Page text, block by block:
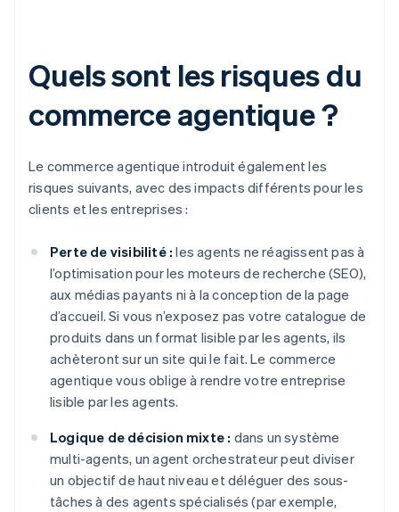
Quels sont les risques du
commerce agentique ?
Le commerce agentique introduit également les
risques suivants, avec des impacts différents pour les
clients et les entreprises :
Perte de visibilité : les agents ne réagissent pas à
l’optimisation pour les moteurs de recherche (SEO),
aux médias payants ni à la conception de la page
d’accueil. Si vous n’exposez pas votre catalogue de
produits dans un format lisible par les agents, ils
achèteront sur un site qui le fait. Le commerce
agentique vous oblige à rendre votre entreprise
lisible par les agents.
Logique de décision mixte : dans un système
multi-agents, un agent orchestrateur peut diviser
un objectif de haut niveau et déléguer des sous-
tâches à des agents spécialisés (par exemple,